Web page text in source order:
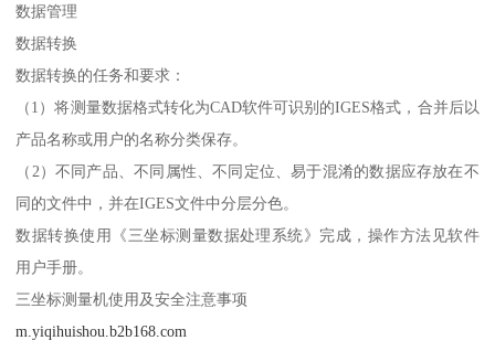
数据管理
数据转换
数据转换的任务和要求：
（1）将测量数据格式转化为CAD软件可识别的IGES格式，合并后以
产品名称或用户的名称分类保存。
（2）不同产品、不同属性、不同定位、易于混淆的数据应存放在不
同的文件中，并在IGES文件中分层分色。
数据转换使用《三坐标测量数据处理系统》完成，操作方法见软件
用户手册。
三坐标测量机使用及安全注意事项
m.yiqihuishou.b2b168.com